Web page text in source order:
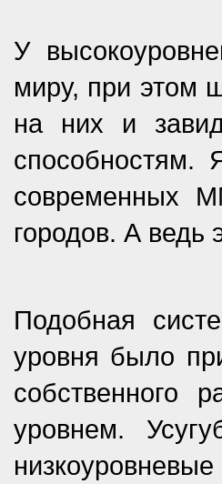
У
миру, при этом
на них и
современных
городов. А ведь
Подобная
уровня было
собственного
уровнем.